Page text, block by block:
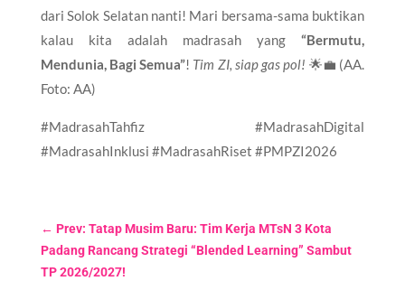
dari Solok Selatan nanti! Mari bersama-sama buktikan
kalau kita adalah madrasah yang“Bermutu,
Mendunia, Bagi Semua”! Tim ZI, siap gas pol! 🌟💼 (AA.
Foto: AA)
#MadrasahTahfiz #MadrasahDigital
#MadrasahInklusi #MadrasahRiset #PMPZI2026
← Prev: Tatap Musim Baru: Tim Kerja MTsN 3 Kota
Padang Rancang Strategi “Blended Learning” Sambut
TP 2026/2027!